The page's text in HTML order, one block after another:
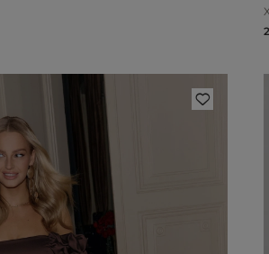
WITHOUT CLEAVAGE
ASYMMETRICAL
CARMEN
Color